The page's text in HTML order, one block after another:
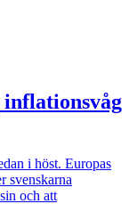
i höst. Europas
svenskarna
och att